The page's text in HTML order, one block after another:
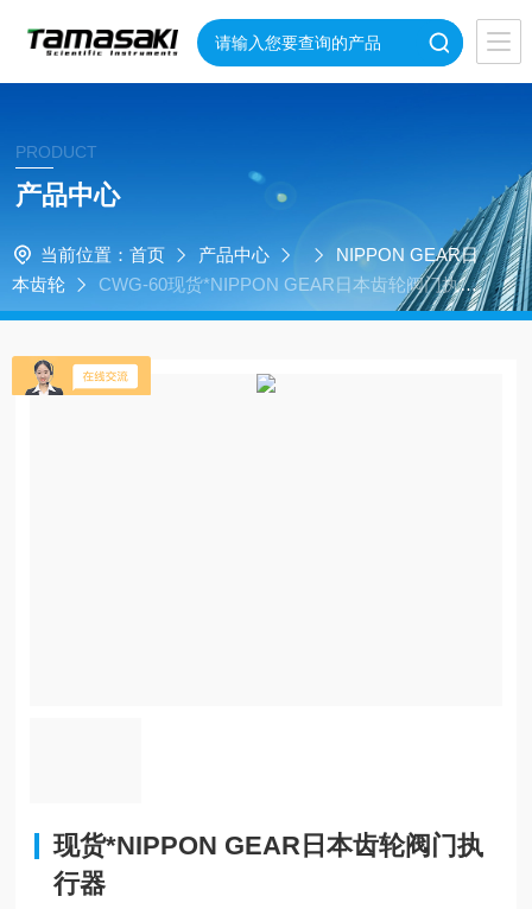
PRODUCT
产品中心
当前位置： 首页 产品中心
NIPPON GEAR日
本齿轮
CWG-60现货*NIPPON GEAR日本齿轮阀门执行
器
现货*NIPPON GEAR日本齿轮阀门执
行器